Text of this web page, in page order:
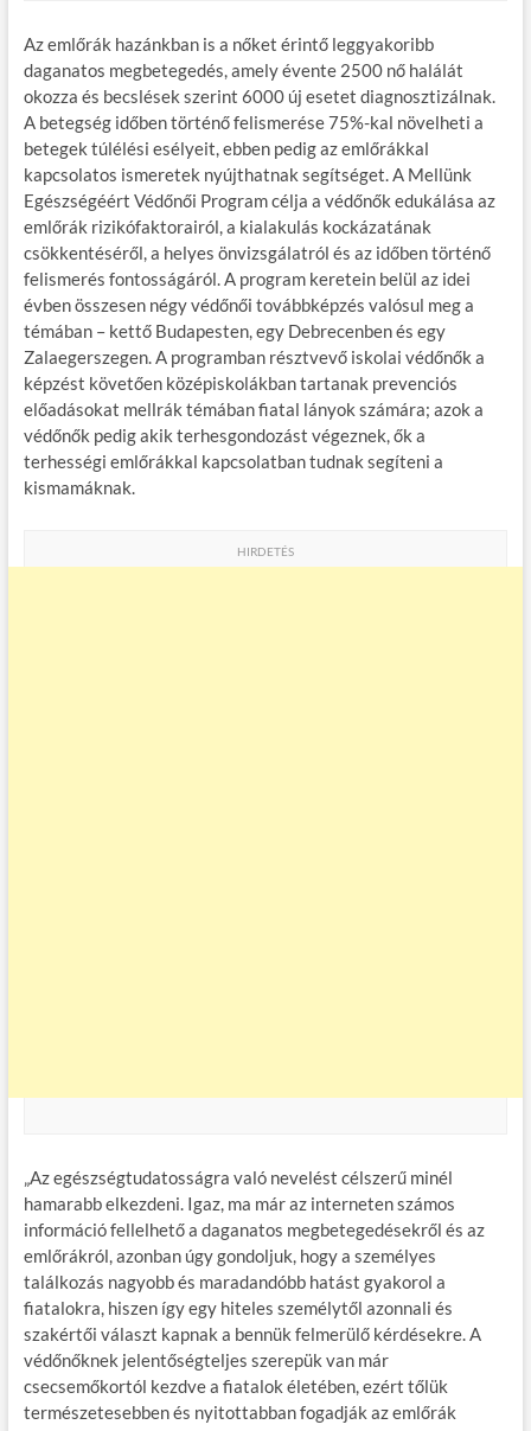
Az emlőrák hazánkban is a nőket érintő leggyakoribb
daganatos megbetegedés, amely évente 2500 nő halálát
okozza és becslések szerint 6000 új esetet diagnosztizálnak.
A betegség időben történő felismerése 75%-kal növelheti a
betegek túlélési esélyeit, ebben pedig az emlőrákkal
kapcsolatos ismeretek nyújthatnak segítséget. A Mellünk
Egészségéért Védőnői Program célja a védőnők edukálása az
emlőrák rizikófaktorairól, a kialakulás kockázatának
csökkentéséről, a helyes önvizsgálatról és az időben történő
felismerés fontosságáról. A program keretein belül az idei
évben összesen négy védőnői továbbképzés valósul meg a
témában – kettő Budapesten, egy Debrecenben és egy
Zalaegerszegen. A programban résztvevő iskolai védőnők a
képzést követően középiskolákban tartanak prevenciós
előadásokat mellrák témában fiatal lányok számára; azok a
védőnők pedig akik terhesgondozást végeznek, ők a
terhességi emlőrákkal kapcsolatban tudnak segíteni a
kismamáknak.
HIRDETÉS
„Az egészségtudatosságra való nevelést célszerű minél
hamarabb elkezdeni. Igaz, ma már az interneten számos
információ fellelhető a daganatos megbetegedésekről és az
emlőrákról, azonban úgy gondoljuk, hogy a személyes
találkozás nagyobb és maradandóbb hatást gyakorol a
fiatalokra, hiszen így egy hiteles személytől azonnali és
szakértői választ kapnak a bennük felmerülő kérdésekre. A
védőnőknek jelentőségteljes szerepük van már
csecsemőkortól kezdve a fiatalok életében, ezért tőlük
természetesebben és nyitottabban fogadják az emlőrák